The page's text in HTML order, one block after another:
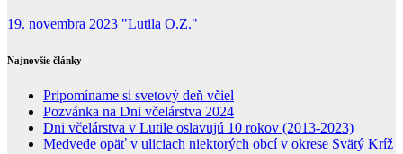
19. novembra 2023 "Lutila O.Z."
Najnovšie články
Pripomíname si svetový deň včiel
Pozvánka na Dni včelárstva 2024
Dni včelárstva v Lutile oslavujú 10 rokov (2013-2023)
Medvede opäť v uliciach niektorých obcí v okrese Svätý Kríž